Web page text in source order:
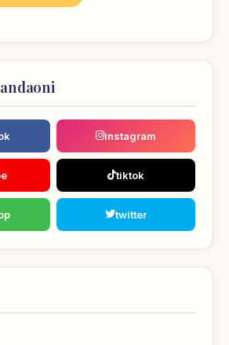
instagram
tiktok
twitter